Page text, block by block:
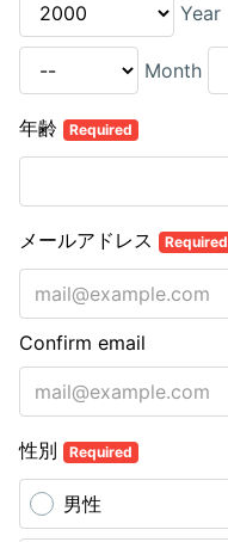
Year
Month
年齢 Required
メールアドレス Required
Confirm email
性別 Required
男性